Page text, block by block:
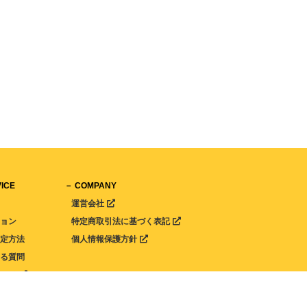
ン
方法
質問
－ COMPANY
運営会社
特定商取引法に基づく表記
個人情報保護方針